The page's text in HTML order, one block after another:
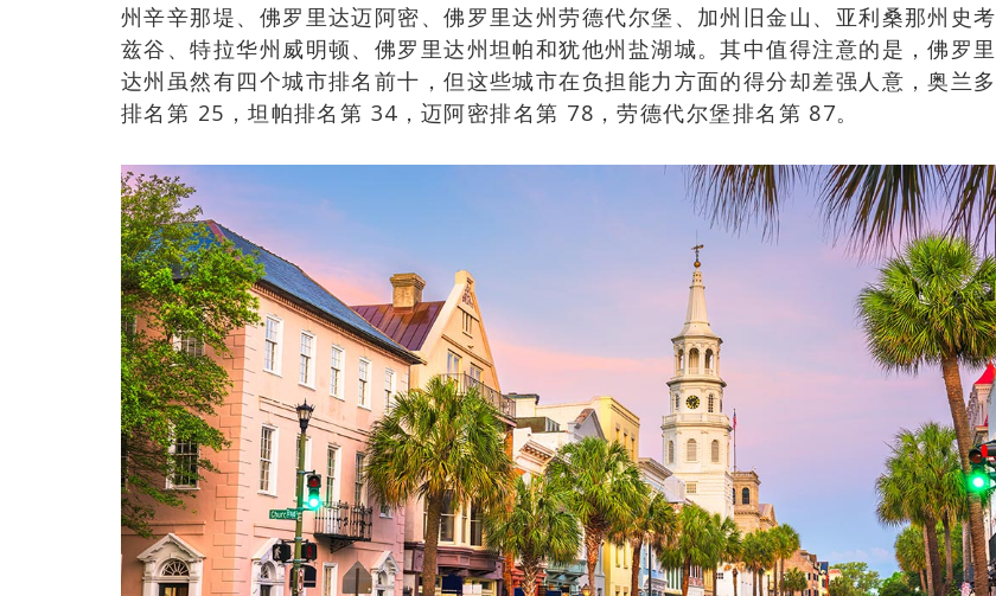
州辛辛那堤、佛罗里达迈阿密、佛罗里达州劳德代尔堡、加州旧金山、亚利桑那州史考
兹谷、特拉华州威明顿、佛罗里达州坦帕和犹他州盐湖城。其中值得注意的是，佛罗里
达州虽然有四个城市排名前十，但这些城市在负担能力方面的得分却差强人意，奥兰多
排名第 25，坦帕排名第 34，迈阿密排名第 78，劳德代尔堡排名第 87。